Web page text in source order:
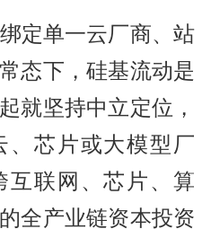
定单一云厂商、站
态下，硅基流动是
就坚持中立定位，
、芯片或大模型厂
互联网、芯片、算
全产业链资本投资